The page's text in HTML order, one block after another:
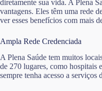
diretamente sua vida. A Plena
vantagens. Eles têm uma rede
ver esses benefícios com mais
Ampla Rede Credenciada
A Plena Saúde tem muitos
de 270 lugares, como hospitais
sempre tenha acesso a serviços